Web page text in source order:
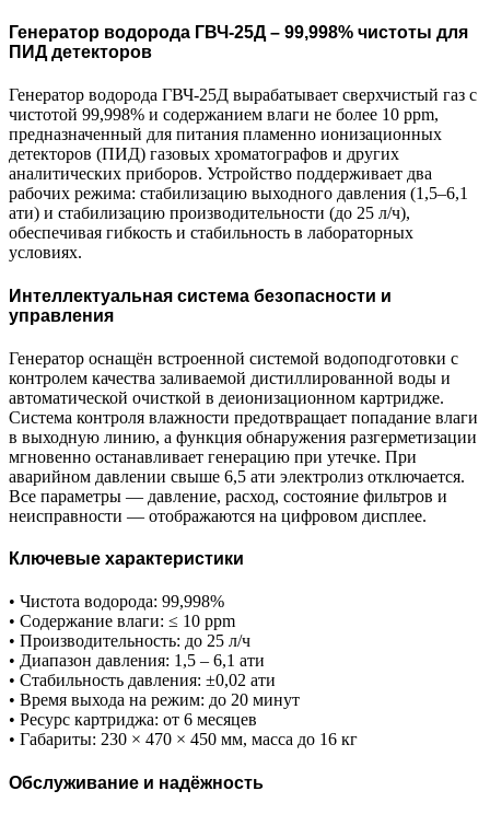
Генератор водорода ГВЧ-25Д – 99,998% чистоты для
ПИД детекторов
Генератор водорода ГВЧ-25Д вырабатывает сверхчистый газ с
чистотой 99,998% и содержанием влаги не более 10 ppm,
предназначенный для питания пламенно ионизационных
детекторов (ПИД) газовых хроматографов и других
аналитических приборов. Устройство поддерживает два
рабочих режима: стабилизацию выходного давления (1,5–6,1
ати) и стабилизацию производительности (до 25 л/ч),
обеспечивая гибкость и стабильность в лабораторных
условиях.
Интеллектуальная система безопасности и
управления
Генератор оснащён встроенной системой водоподготовки с
контролем качества заливаемой дистиллированной воды и
автоматической очисткой в деионизационном картридже.
Система контроля влажности предотвращает попадание влаги
в выходную линию, а функция обнаружения разгерметизации
мгновенно останавливает генерацию при утечке. При
аварийном давлении свыше 6,5 ати электролиз отключается.
Все параметры — давление, расход, состояние фильтров и
неисправности — отображаются на цифровом дисплее.
Ключевые характеристики
• Чистота водорода: 99,998%
• Содержание влаги: ≤ 10 ppm
• Производительность: до 25 л/ч
• Диапазон давления: 1,5 – 6,1 ати
• Стабильность давления: ±0,02 ати
• Время выхода на режим: до 20 минут
• Ресурс картриджа: от 6 месяцев
• Габариты: 230 × 470 × 450 мм, масса до 16 кг
Обслуживание и надёжность